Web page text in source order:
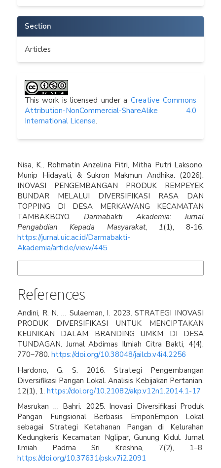
Section
Articles
This work is licensed under a Creative Commons
Attribution-NonCommercial-ShareAlike 4.0
International License.
Nisa, K., Rohmatin Anzelina Fitri, Mitha Putri Laksono,
Munip Hidayati, & Sukron Makmun Andhika. (2026).
INOVASI PENGEMBANGAN PRODUK REMPEYEK
BUNDAR MELALUI DIVERSIFIKASI RASA DAN
TOPPING DI DESA MERKAWANG KECAMATAN
TAMBAKBOYO.Darmabakti Akademia: Jurnal
Pengabdian Kepada Masyarakat, 1(1), 8-16.
https://jurnal.uic.ac.id/Darmabakti-
Akademia/article/view/445
References
Andini, R. N. … Sulaeman, I. 2023. STRATEGI INOVASI
PRODUK DIVERSIFIKASI UNTUK MENCIPTAKAN
KEUNIKAN DALAM BRANDING UMKM DI DESA
TUNDAGAN. Jurnal Abdimas Ilmiah Citra Bakti, 4(4),
770–780. https://doi.org/10.38048/jailcb.v4i4.2256
Hardono, G. S. 2016. Strategi Pengembangan
Diversifikasi Pangan Lokal. Analisis Kebijakan Pertanian,
12(1), 1. https://doi.org/10.21082/akp.v12n1.2014.1-17
Masrukan … Bahri. 2025. Inovasi Diversifikasi Produk
Pangan Fungsional Berbasis EmponEmpon Lokal
sebagai Strategi Ketahanan Pangan di Kelurahan
Kedungkeris Kecamatan Nglipar, Gunung Kidul. Jurnal
Ilmiah Padma Sri Kreshna, 7(2), 1–8.
https://doi.org/10.37631/psk.v7i2.2091